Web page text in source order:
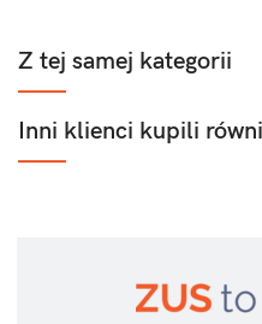
Z tej samej kategorii
Inni klienci kupili